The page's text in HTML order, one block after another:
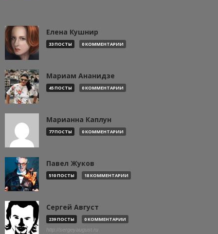
Елена Кушнир
33 ПОСТЫ 0 КОММЕНТАРИИ
Мариам Ананидзе
45 ПОСТЫ 0 КОММЕНТАРИИ
Марианна Каплун
77 ПОСТЫ 0 КОММЕНТАРИИ
Павел Жуков
510 ПОСТЫ 18 КОММЕНТАРИИ
Сергей Август
239 ПОСТЫ 0 КОММЕНТАРИИ
http://sergeyaugust.ru